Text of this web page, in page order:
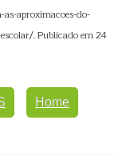
aproximacoes-do-
. Publicado em 24
Home